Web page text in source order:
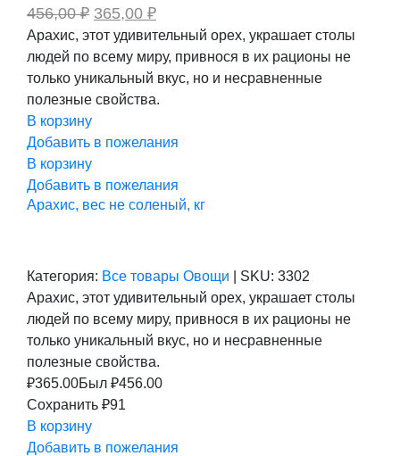
456,00₽ Первоначальная
цена
составляла
456,00 ₽.
365,00 ₽Текущая
цена:
365,00 ₽.
Арахис, этот удивительный орех, украшает столы
людей по всему миру, привнося в их рационы не
только уникальный вкус, но и несравненные
полезные свойства.
В корзину
Добавить в пожелания
В корзину
Добавить в пожелания
Арахис, вес не соленый, кг
Категория: Все товары Овощи SKU: 3302
Арахис, этот удивительный орех, украшает столы
людей по всему миру, привнося в их рационы не
только уникальный вкус, но и несравненные
полезные свойства.
₽365.00Был ₽456.00
Сохранить ₽91
В корзину
Добавить в пожелания